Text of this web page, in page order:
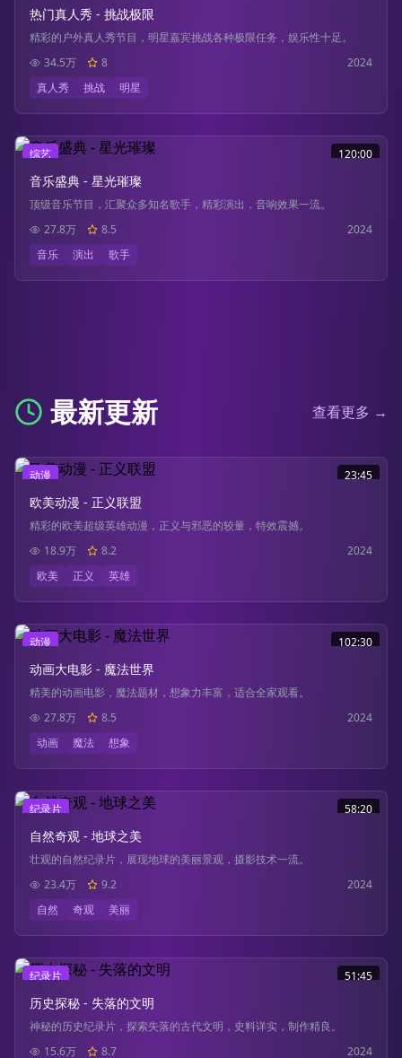
热门真人秀 - 挑战极限
精彩的户外真人秀节目，明星嘉宾挑战各种极限任务，娱乐性十足。
34.5万
8
2024
真人秀
挑战 明星
120:00
综艺
音乐盛典 - 星光璀璨
顶级音乐节目，汇聚众多知名歌手，精彩演出，音响效果一流。
27.8万
8.5
2024
音乐
演出 歌手
最新更新 查看更多 →
23:45
动漫
欧美动漫 - 正义联盟
精彩的欧美超级英雄动漫，正义与邪恶的较量，特效震撼。
18.9万
8.2
2024
欧美
正义 英雄
102:30
动漫
动画大电影 - 魔法世界
精美的动画电影，魔法题材，想象力丰富，适合全家观看。
27.8万
8.5
2024
动画
魔法 想象
58:20
纪录片
自然奇观 - 地球之美
壮观的自然纪录片，展现地球的美丽景观，摄影技术一流。
23.4万
9.2
2024
自然
奇观 美丽
51:45
纪录片
历史探秘 - 失落的文明
神秘的历史纪录片，探索失落的古代文明，史料详实，制作精良。
15.6万
8.7 2024